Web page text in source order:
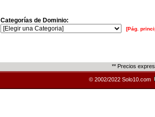
Categorías de Dominio:
[Pág.
** Precios
© 2002/2022 Solo10.com